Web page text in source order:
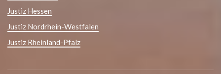
Justiz Hessen
Justiz Nordrhein-Westfalen
Justiz Rheinland-Pfalz